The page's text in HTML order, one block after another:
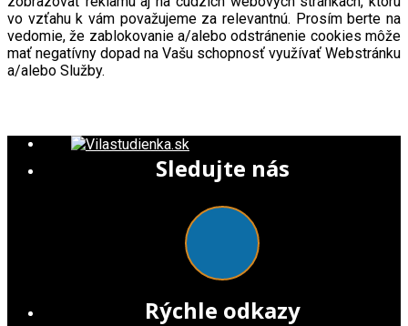
vo vzťahu k vám považujeme za relevantnú. Prosím berte na
vedomie, že zablokovanie a/alebo odstránenie cookies môže
mať negatívny dopad na Vašu schopnosť využívať Webstránku
a/alebo Služby.
Sledujte nás
Rýchle odkazy